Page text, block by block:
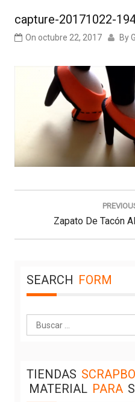
capture-20171022-
On octubre 22, 2017 By
Navegación
Previous
Post:
Zapato De Tacón
SEARCH FORM
Buscar:
TIENDAS
MATERIAL PARA